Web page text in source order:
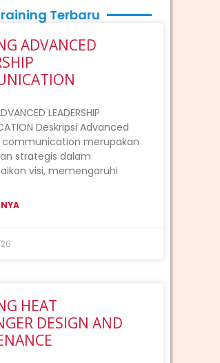
Terbaru
ADVANCED
LEADERSHIP
Deskripsi Advanced
communication merupakan
strategis dalam
visi, memengaruhi
HEAT
DESIGN AND